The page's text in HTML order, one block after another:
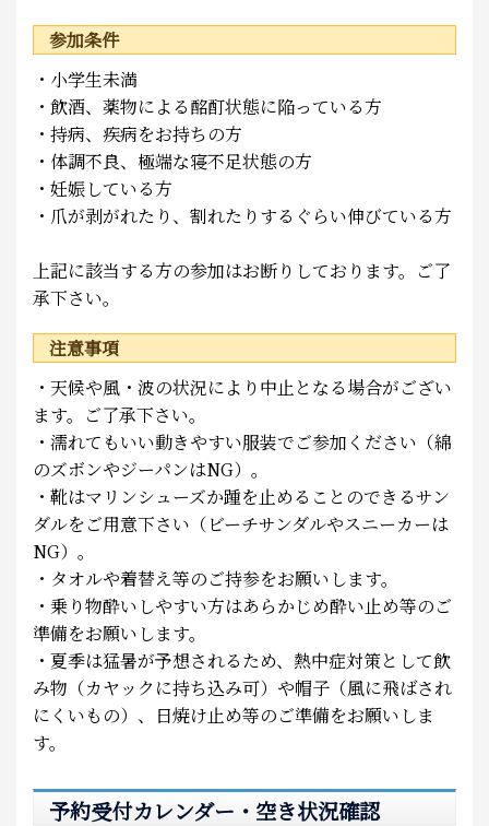
参加条件
・小学生未満
・飲酒、薬物による酩酊状態に陥っている方
・持病、疾病をお持ちの方
・体調不良、極端な寝不足状態の方
・妊娠している方
・爪が剥がれたり、割れたりするぐらい伸びている方
上記に該当する方の参加はお断りしております。ご了
承下さい。
注意事項
・天候や風・波の状況により中止となる場合がござい
ます。ご了承下さい。
・濡れてもいい動きやすい服装でご参加ください（綿
のズボンやジーパンはNG）。
・靴はマリンシューズか踵を止めることのできるサン
ダルをご用意下さい（ビーチサンダルやスニーカーは
NG）。
・タオルや着替え等のご持参をお願いします。
・乗り物酔いしやすい方はあらかじめ酔い止め等のご
準備をお願いします。
・夏季は猛暑が予想されるため、熱中症対策として飲
み物（カヤックに持ち込み可）や帽子（風に飛ばされ
にくいもの）、日焼け止め等のご準備をお願いしま
す。
予約受付カレンダー・空き状況確認